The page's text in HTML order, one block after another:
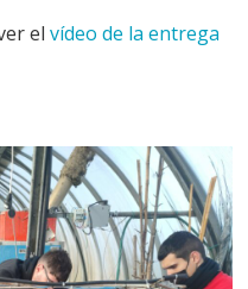
el vídeo de la entrega